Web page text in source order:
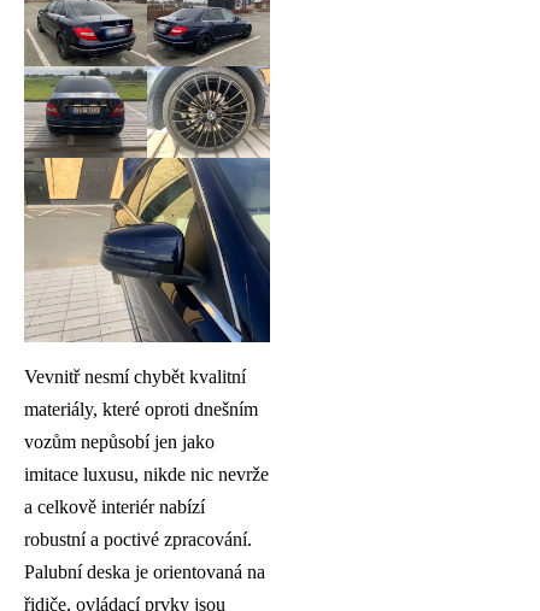
Vevnitř nesmí chybět kvalitní
materiály, které oproti dnešním
vozům nepůsobí jen jako
imitace luxusu, nikde nic nevrže
a celkově interiér nabízí
robustní a poctivé zpracování.
Palubní deska je orientovaná na
řidiče, ovládací prvky jsou